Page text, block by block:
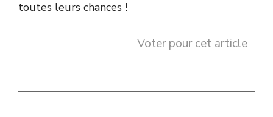
toutes leurs chances !
Voter pour cet article